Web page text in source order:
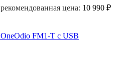
рекомендованная цена: 10 990 ₽